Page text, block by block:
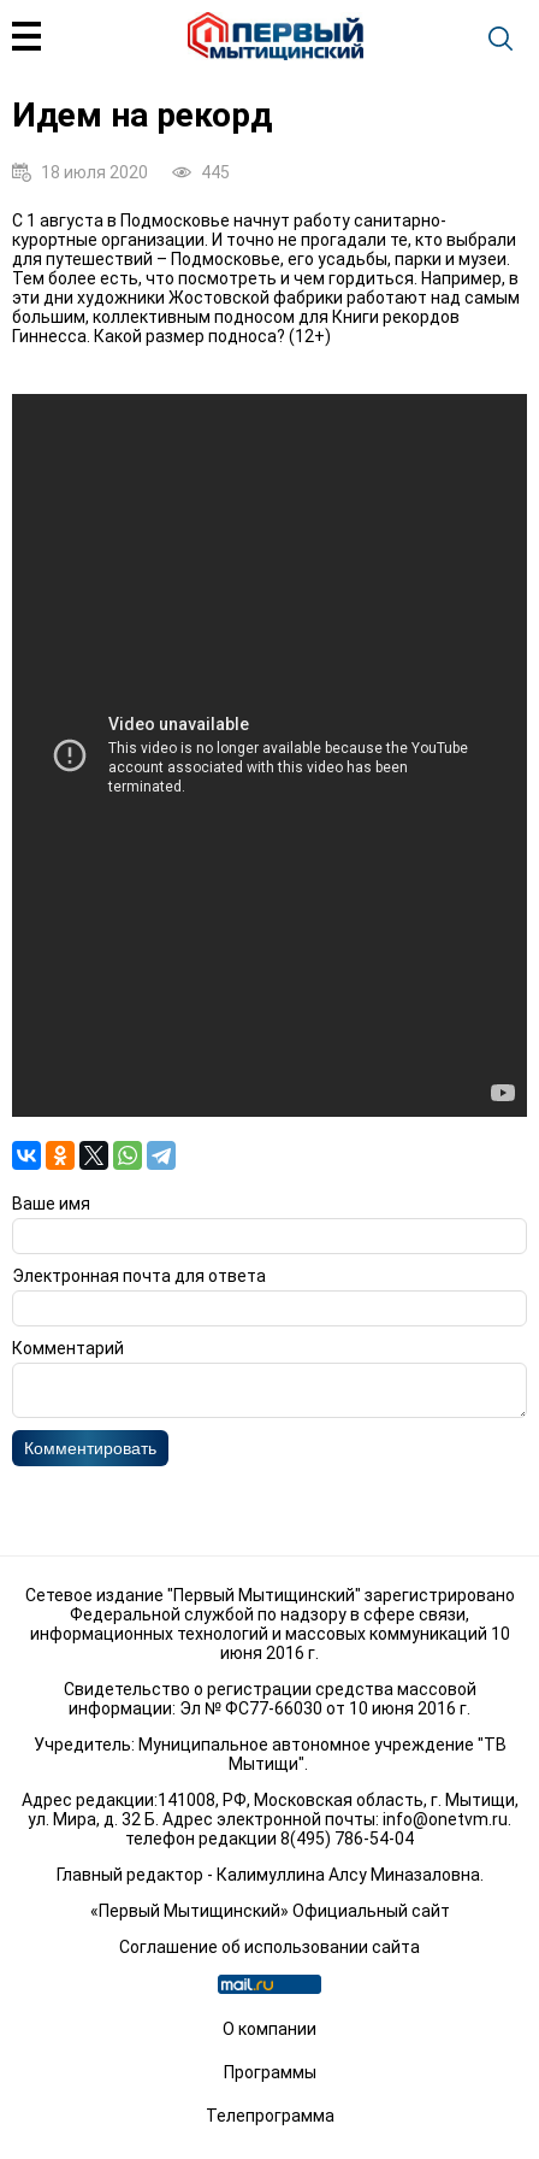
Идем на рекорд
18 июля 2020 445
С 1 августа в Подмосковье начнут работу санитарно-
курортные организации. И точно не прогадали те, кто выбрали
для путешествий – Подмосковье, его усадьбы, парки и музеи.
Тем более есть, что посмотреть и чем гордиться. Например, в
эти дни художники Жостовской фабрики работают над самым
большим, коллективным подносом для Книги рекордов
Гиннесса. Какой размер подноса? (12+)
Ваше имя
Электронная почта для ответа
Комментарий
Комментировать
Сетевое издание "Первый Мытищинский" зарегистрировано
Федеральной службой по надзору в сфере связи,
информационных технологий и массовых коммуникаций 10
июня 2016 г.
Свидетельство о регистрации средства массовой
информации: Эл № ФС77-66030 от 10 июня 2016 г.
Учредитель: Муниципальное автономное учреждение "ТВ
Мытищи".
Адрес редакции:141008, РФ, Московская область, г. Мытищи,
ул. Мира, д. 32 Б. Адрес электронной почты: info@onetvm.ru
телефон редакции 8(495) 786-54-04
Главный редактор - Калимуллина Алсу Миназаловна.
«Первый Мытищинский» Официальный сайт
Соглашение об использовании сайта
О компании
Программы
Телепрограмма